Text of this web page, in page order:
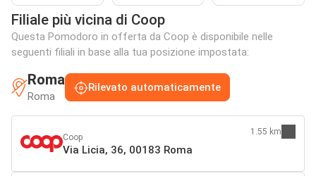
Filiale più vicina di Coop
Questa Pomodoro in offerta da Coop è disponibile nelle
seguenti filiali in base alla tua posizione impostata:
Roma
Roma
Rilevato automaticamente
Coop
Via Licia, 36, 00183 Roma
1.55 km